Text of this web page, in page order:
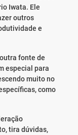
Iwata. Ele
outros
e
fonte de
especial para
muito no
como
tira dúvidas,